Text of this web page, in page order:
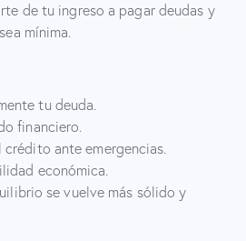
de tu ingreso a pagar deudas y
mínima.
tu deuda.
financiero.
ante emergencias.
económica.
se vuelve más sólido y